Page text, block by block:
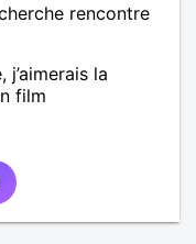
rencontre
la
film